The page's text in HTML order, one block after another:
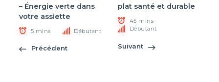
– Énergie verte dans
votre assiette
5 mins Débutant
Précédent
plat santé et durable
45 mins
Débutant
Suivant